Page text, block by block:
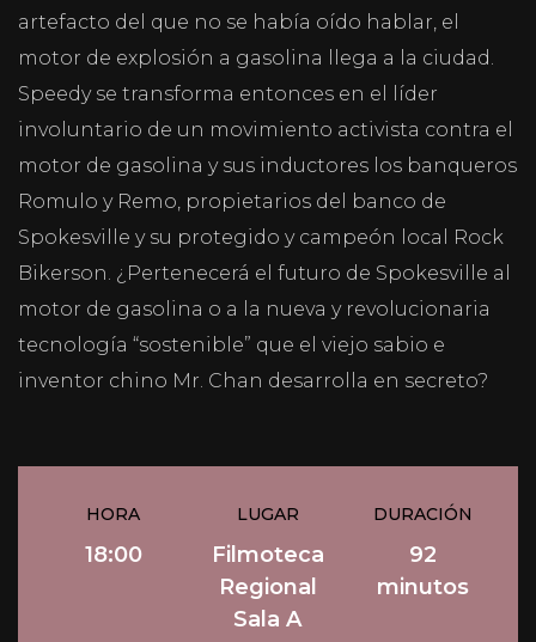
artefacto del que no se había oído hablar, el
motor de explosión a gasolina llega a la ciudad.
Speedy se transforma entonces en el líder
involuntario de un movimiento activista contra el
motor de gasolina y sus inductores los banqueros
Romulo y Remo, propietarios del banco de
Spokesville y su protegido y campeón local Rock
Bikerson. ¿Pertenecerá el futuro de Spokesville al
motor de gasolina o a la nueva y revolucionaria
tecnología “sostenible” que el viejo sabio e
inventor chino Mr. Chan desarrolla en secreto?
HORA
18:00
LUGAR
Filmoteca
Regional
Sala A
DURACIÓN
92
minutos